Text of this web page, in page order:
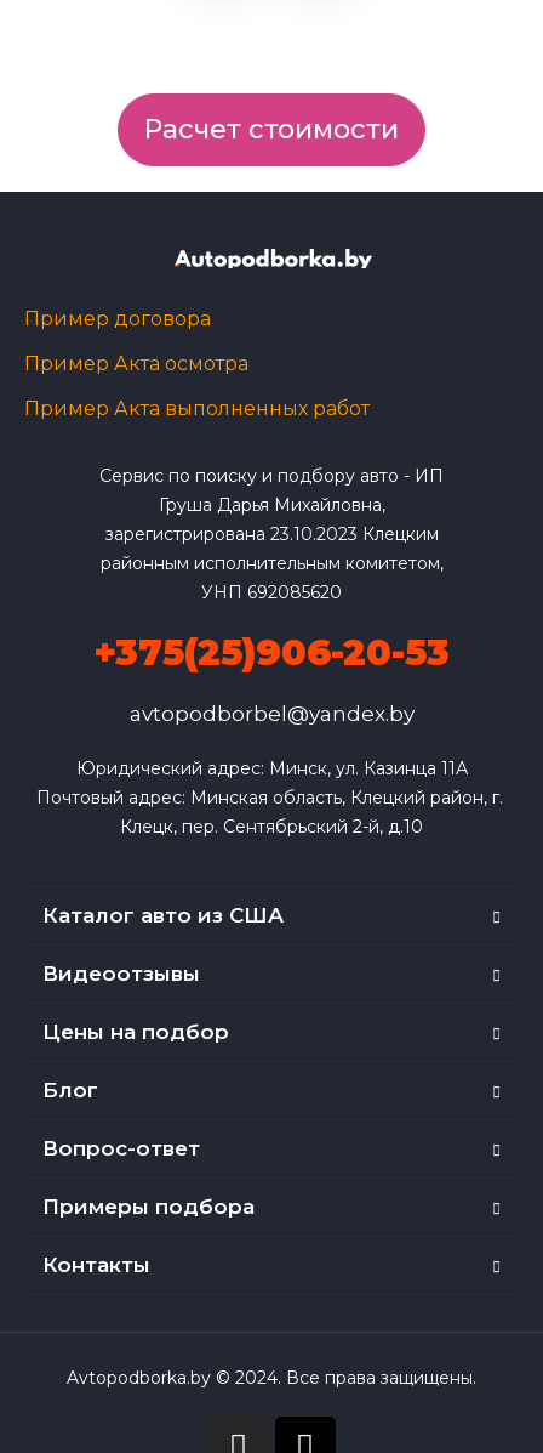
Расчет стоимости
Пример договора
Пример Акта осмотра
Пример Акта выполненных работ
Сервис по поиску и подбору авто - ИП
Груша Дарья Михайловна,
зарегистрирована 23.10.2023 Клецким
районным исполнительным комитетом,
УНП 692085620
+375(25)906-20-53
avtopodborbel@yandex.by
Юридический адрес: Минск, ул. Казинца 11А
Почтовый адрес: Минская область, Клецкий район, г.
Клецк, пер. Сентябрьский 2-й, д.10
Каталог авто из США
Видеоотзывы
Цены на подбор
Блог
Вопрос-ответ
Примеры подбора
Контакты
Avtopodborka.by © 2024. Все права защищены.